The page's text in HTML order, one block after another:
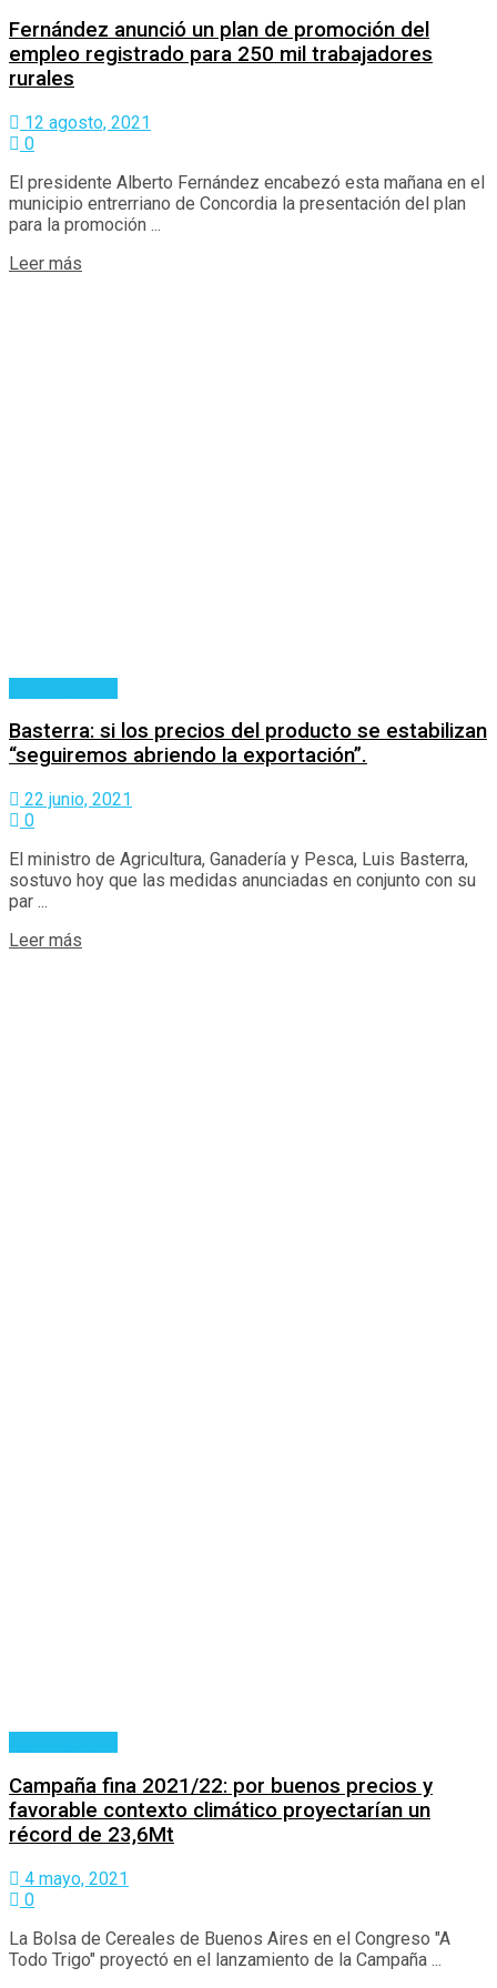
Fernández anunció un plan de promoción del
empleo registrado para 250 mil trabajadores
rurales
12 agosto, 2021
0
El presidente Alberto Fernández encabezó esta mañana en el
municipio entrerriano de Concordia la presentación del plan
para la promoción ...
Leer más
Basterra: si los precios del producto se estabilizan
“seguiremos abriendo la exportación”.
22 junio, 2021
0
El ministro de Agricultura, Ganadería y Pesca, Luis Basterra,
sostuvo hoy que las medidas anunciadas en conjunto con su
par ...
Leer más
Campaña fina 2021/22: por buenos precios y
favorable contexto climático proyectarían un
récord de 23,6Mt
4 mayo, 2021
0
La Bolsa de Cereales de Buenos Aires en el Congreso "A
Todo Trigo" proyectó en el lanzamiento de la Campaña ...